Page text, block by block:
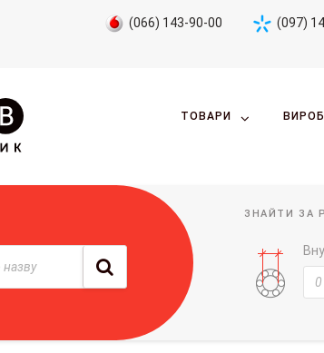
(066) 143-90-00 (097)
ТОВАРИ
ЗНАЙТИ ЗА